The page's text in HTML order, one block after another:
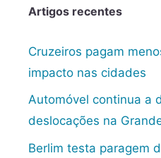
Artigos recentes
Cruzeiros pagam
impacto nas cidades
Automóvel continua a
deslocações na
Berlim testa paragem